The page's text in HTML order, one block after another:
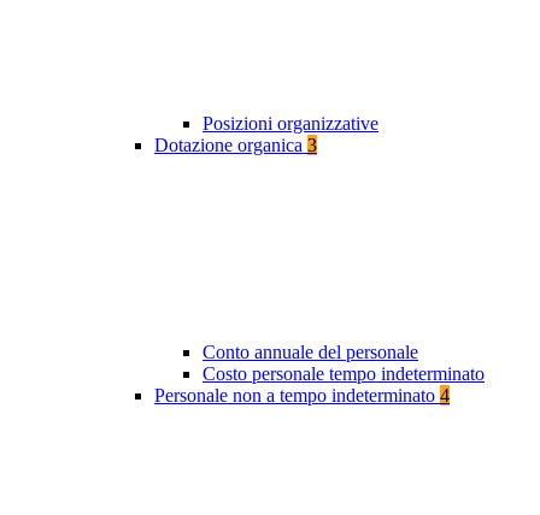
Posizioni organizzative
Dotazione organica 3
Conto annuale del personale
Costo personale tempo indeterminato
Personale non a tempo indeterminato 4